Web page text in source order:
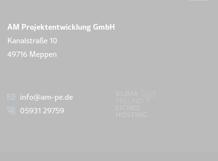
AM Projektentwicklung GmbH
Kanalstraße 10
49716 Meppen
info@am-pe.de
05931 29759